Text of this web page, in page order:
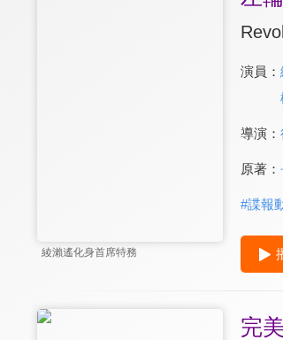
綾瀨遙化身首席特務
演員：
導演：
原著：
#諜報
完